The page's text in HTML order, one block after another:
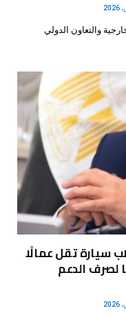
والتعاون الدولي
سيارة تقل عمالًا
لصرف الدعم